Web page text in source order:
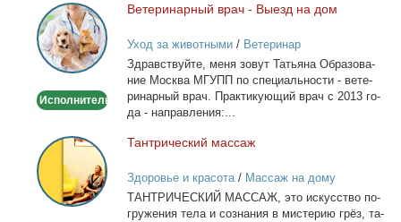
Ветеринарный
врач
-
Выезд
дом
Исполнитель
Ве­те­ри­нар­ный врач - Вы­езд на дом
Уход за животными/ Ветеринар
Здрав­ствуй­те, ме­ня зо­вут Та­тья­на Об­ра­зо­ва­
ние Москва МГУПП по спе­ци­аль­но­сти - ве­те­
ри­нар­ный врач. Прак­ти­ку­ю­щий врач с 2013 го­
да - на­прав­ле­ния:...
Тантрический
массаж
Тан­три­че­ский мас­саж
Здоровье и красота/ Массаж на дому
ТАНТРИЧЕСКИЙ МАССАЖ, это ис­кус­ство по­
гру­же­ния те­ла и со­зна­ния в ми­сте­рию грёз, та­